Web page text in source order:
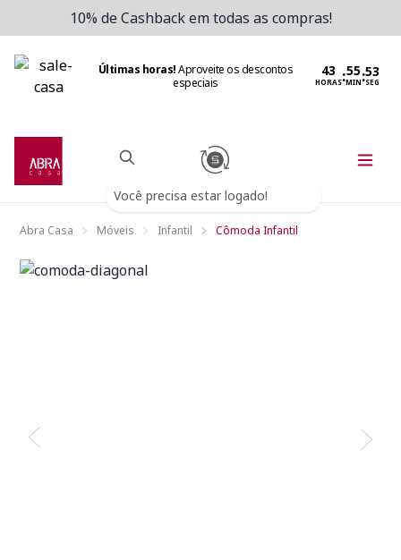
10% de Cashback em todas as compras!
Últimas horas!Aproveite os descontos
especiais
HORAS:MIN:SEG
Você precisa estar logado!
Abra Casa Móveis Infantil Cômoda Infantil